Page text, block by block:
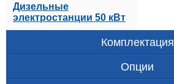
Дизельные
электростанции 50 кВт
Комплектация
Опции